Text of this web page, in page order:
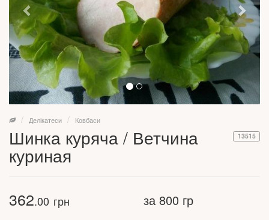
Делікатеси Ковбаси
13515
Шинка куряча / Ветчина
куриная
362.00 грн за 800 гр